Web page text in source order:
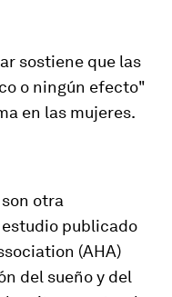
sostiene que las
o ningún efecto"
en las mujeres.
otra
publicado
(AHA)
del sueño y del